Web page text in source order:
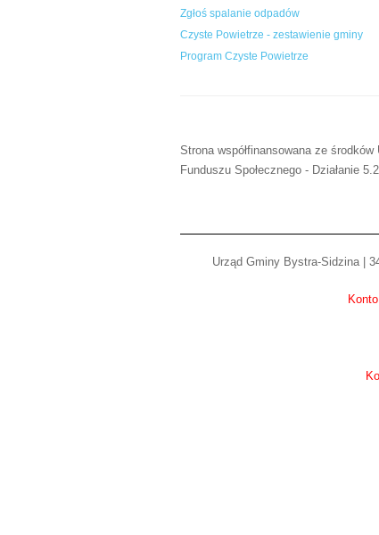
Zgłoś spalanie odpadów
Czyste Powietrze - zestawienie gminy
Program Czyste Powietrze
Strona współfinansowana ze
Funduszu Społecznego - Działanie
Urząd Gminy Bystra-Sidzina |